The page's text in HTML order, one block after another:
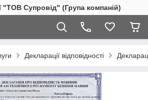
"ТОВ Супровід" (Група компаній)
Декларації відповідності